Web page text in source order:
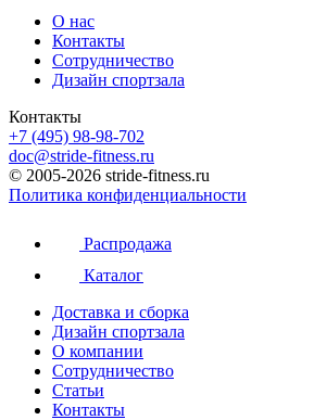
О нас
Контакты
Сотрудничество
Дизайн спортзала
Контакты
+7 (495) 98-98-702
doc@stride-fitness.ru
© 2005-2026 stride-fitness.ru
Политика конфиденциальности
Распродажа
Каталог
Доставка и сборка
Дизайн спортзала
О компании
Сотрудничество
Статьи
Контакты